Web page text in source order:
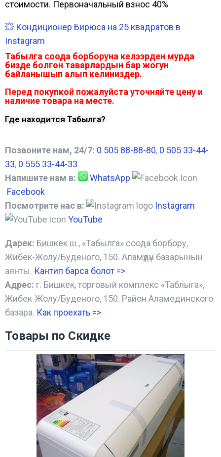
стоимости. Первоначальный взнос 40%
💥 Кондиционер Бирюса на 25 квадратов в
Instagram
Табылга соода борборуна келээрден мурда
бизде болгон таварлардын бар жогун
байланышып алып келиниздер.
Перед покупкой пожалуйста уточняйте цену и
наличие товара на месте.
Где находится Табылга?
Позвоните нам, 24/7: 0 505 88-88-80, 0 505 33-44-
33, 0 555 33-44-33
Напишите нам в:
WhatsApp
Facebook
Посмотрите нас в:
Instagram
YouTube
Дарек: Бишкек ш., «Табылга» соода борбору,
Жибек-Жолу/Буденого, 150. Аламүдүн базарынын
аянты. Кантип барса болот =>
Адрес: г. Бишкек, торговый комплекс «Таблыга»,
Жибек-Жолу/Буденого, 150. Район Аламединского
базара. Как проехать =>
Товары по Скидке